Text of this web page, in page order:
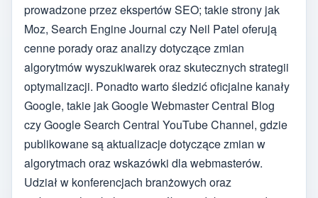
prowadzone przez ekspertów SEO; takie strony jak
Moz, Search Engine Journal czy Neil Patel oferują
cenne porady oraz analizy dotyczące zmian
algorytmów wyszukiwarek oraz skutecznych strategii
optymalizacji. Ponadto warto śledzić oficjalne kanały
Google, takie jak Google Webmaster Central Blog
czy Google Search Central YouTube Channel, gdzie
publikowane są aktualizacje dotyczące zmian w
algorytmach oraz wskazówki dla webmasterów.
Udział w konferencjach branżowych oraz